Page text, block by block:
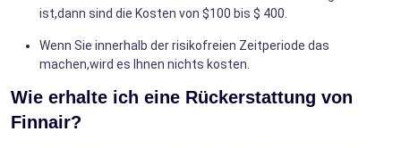
ist,dann sind die Kosten von $100 bis $ 400.
Wenn Sie innerhalb der risikofreien Zeitperiode das
machen,wird es Ihnen nichts kosten.
Wie erhalte ich eine Rückerstattung von
Finnair?